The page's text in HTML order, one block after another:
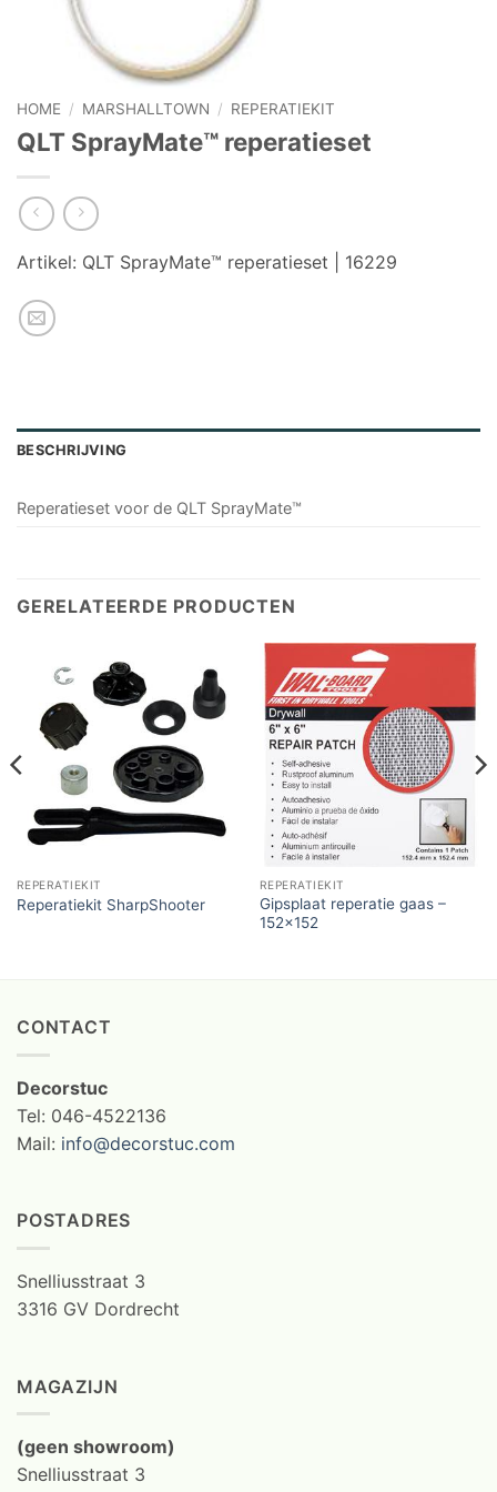
HOME / MARSHALLTOWN / REPERATIEKIT
QLT SprayMate™ reperatieset
Artikel: QLT SprayMate™ reperatieset | 16229
BESCHRIJVING
Reperatieset voor de QLT SprayMate™
GERELATEERDE PRODUCTEN
REPERATIEKIT
Reperatiekit SharpShooter
REPERATIEKIT
Gipsplaat reperatie gaas –
152×152
CONTACT
Decorstuc
Tel: 046-4522136
Mail: info@decorstuc.com
POSTADRES
Snelliusstraat 3
3316 GV Dordrecht
MAGAZIJN
(geen showroom)
Snelliusstraat 3